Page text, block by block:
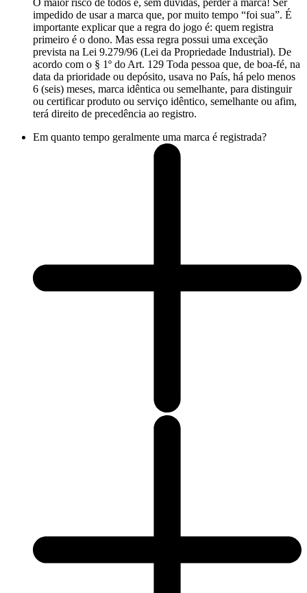
O maior risco de todos é, sem dúvidas, perder a marca! Ser
impedido de usar a marca que, por muito tempo “foi sua”. É
importante explicar que a regra do jogo é: quem registra
primeiro é o dono. Mas essa regra possui uma exceção
prevista na Lei 9.279/96 (Lei da Propriedade Industrial). De
acordo com o § 1º do Art. 129 Toda pessoa que, de boa-fé, na
data da prioridade ou depósito, usava no País, há pelo menos
6 (seis) meses, marca idêntica ou semelhante, para distinguir
ou certificar produto ou serviço idêntico, semelhante ou afim,
terá direito de precedência ao registro.
Em quanto tempo geralmente uma marca é registrada?